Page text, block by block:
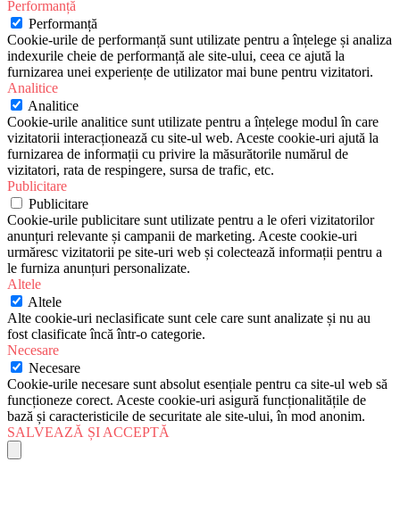
Performanță
Performanță
Cookie-urile de performanță sunt utilizate pentru a înțelege și analiza
indexurile cheie de performanță ale site-ului, ceea ce ajută la
furnizarea unei experiențe de utilizator mai bune pentru vizitatori.
Analitice
Analitice
Cookie-urile analitice sunt utilizate pentru a înțelege modul în care
vizitatorii interacționează cu site-ul web. Aceste cookie-uri ajută la
furnizarea de informații cu privire la măsurătorile numărul de
vizitatori, rata de respingere, sursa de trafic, etc.
Publicitare
Publicitare
Cookie-urile publicitare sunt utilizate pentru a le oferi vizitatorilor
anunțuri relevante și campanii de marketing. Aceste cookie-uri
urmăresc vizitatorii pe site-uri web și colectează informații pentru a
le furniza anunțuri personalizate.
Altele
Altele
Alte cookie-uri neclasificate sunt cele care sunt analizate și nu au
fost clasificate încă într-o categorie.
Necesare
Necesare
Cookie-urile necesare sunt absolut esențiale pentru ca site-ul web să
funcționeze corect. Aceste cookie-uri asigură funcționalitățile de
bază și caracteristicile de securitate ale site-ului, în mod anonim.
SALVEAZĂ ȘI ACCEPTĂ